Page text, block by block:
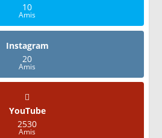
10
Amis
Instagram
20
Amis
YouTube
2530
Amis